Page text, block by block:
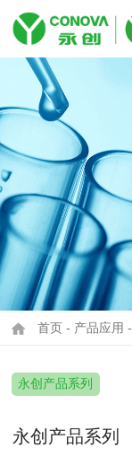
首页- 产品应用 -
永创产品系列
永创产品系列